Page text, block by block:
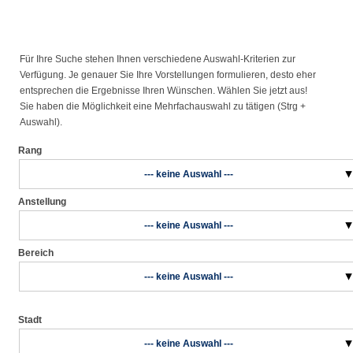
Für Ihre Suche stehen Ihnen verschiedene Auswahl-Kriterien zur
Verfügung. Je genauer Sie Ihre Vorstellungen formulieren, desto eher
entsprechen die Ergebnisse Ihren Wünschen. Wählen Sie jetzt aus!
Sie haben die Möglichkeit eine Mehrfachauswahl zu tätigen (Strg +
Auswahl).
Rang
--- keine Auswahl ---
Anstellung
--- keine Auswahl ---
Bereich
--- keine Auswahl ---
Stadt
--- keine Auswahl ---